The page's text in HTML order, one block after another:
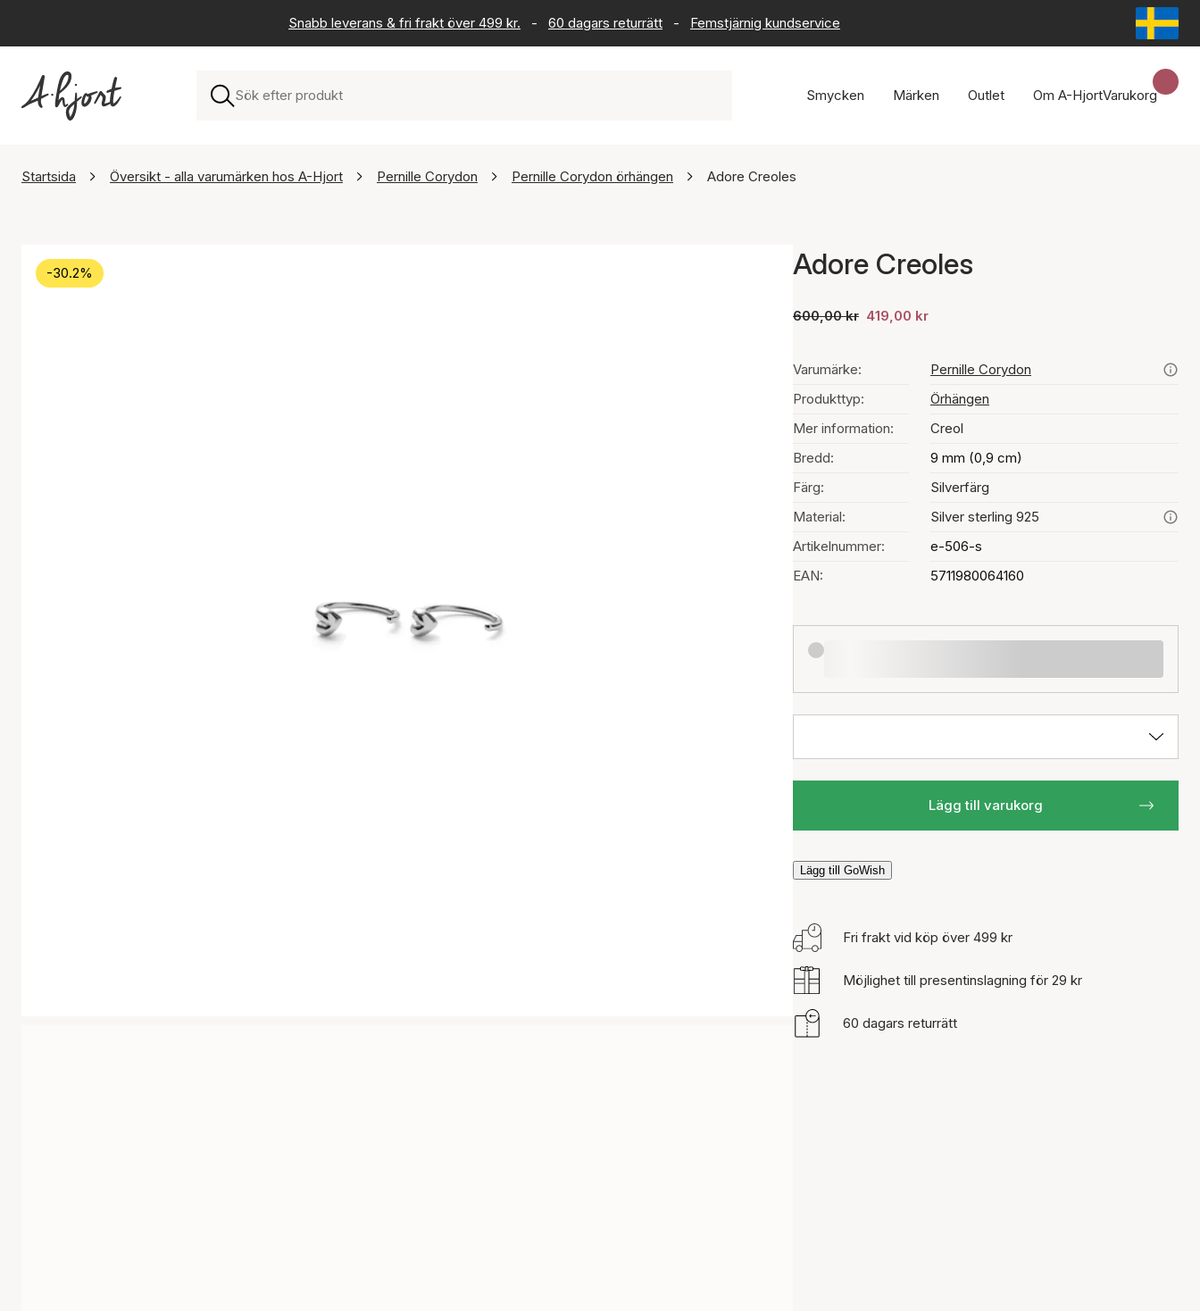
Snabb leverans & fri frakt över 499 kr. - 60 dagars returrätt - Femstjärnig kundservice
Smycken Märken Outlet Om A-HjortVarukorg
Startsida Översikt - alla varumärken hos A-Hjort Pernille Corydon Pernille Corydon örhängen Adore Creoles
-30.2% Adore Creoles
600,00 kr 419,00 kr
Varumärke:
Pernille Corydon
Produkttyp:
Örhängen
Mer information:
Creol
Bredd:
9 mm (0,9 cm)
Färg:
Silverfärg
Material:
Silver sterling 925
Artikelnummer:
e-506-s
EAN:
5711980064160
Lägg till varukorg
Lägg till GoWish
Fri frakt vid köp över 499 kr
Möjlighet till presentinslagning för 29 kr
60 dagars returrätt